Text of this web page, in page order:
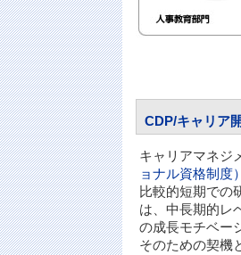
CDP/キャリア
キャリアマネジ
ョナル資格制度
比較的短期での
は、中長期的レ
の成長モチベー
そのための契機